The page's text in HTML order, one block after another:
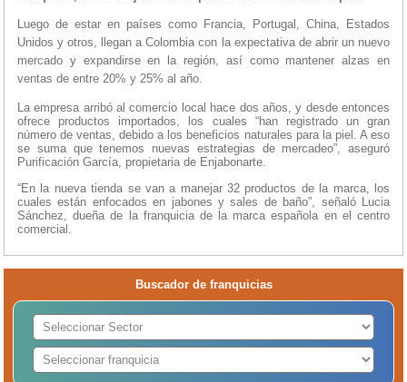
Luego de estar en países como Francia, Portugal, China, Estados
Unidos y otros, llegan a Colombia con la expectativa de abrir un nuevo
mercado y expandirse en la región, así como mantener alzas en
ventas de entre 20% y 25% al año.
La empresa arribó al comercio local hace dos años, y desde entonces
ofrece productos importados, los cuales “han registrado un gran
número de ventas, debido a los beneficios naturales para la piel. A eso
se suma que tenemos nuevas estrategias de mercadeo”, aseguró
Purificación García, propietaria de Enjabonarte.
“En la nueva tienda se van a manejar 32 productos de la marca, los
cuales están enfocados en jabones y sales de baño”, señaló Lucia
Sánchez, dueña de la franquicia de la marca española en el centro
comercial.
Buscador de franquicias